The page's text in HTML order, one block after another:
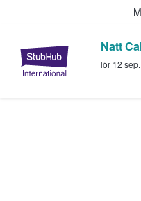
Natt
lör 12